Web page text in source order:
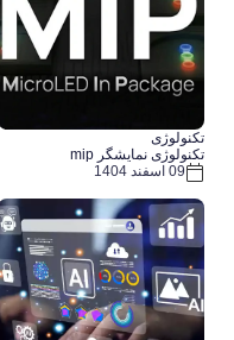
تکنولوژی
تکنولوژی نمایشگر mip
09 اسفند 1404